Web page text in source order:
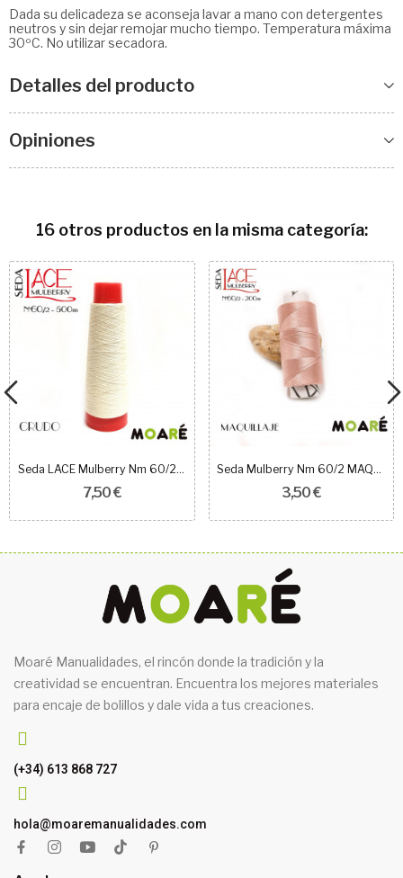
Dada su delicadeza se aconseja lavar a mano con detergentes
neutros y sin dejar remojar mucho tiempo. Temperatura máxima
30ºC. No utilizar secadora.
Detalles del producto
Opiniones
16 otros productos en la misma categoría:
Seda LACE Mulberry Nm 60/2 CRUDO
7,50 €
Seda Mulberry Nm 60/2 MAQUILLAJE 200m
3,50 €
Moaré Manualidades, el rincón donde la tradición y la
creatividad se encuentran. Encuentra los mejores materiales
para encaje de bolillos y dale vida a tus creaciones.
(+34) 613 868 727
hola@moaremanualidades.com